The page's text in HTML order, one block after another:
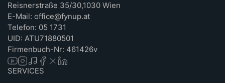
Reisnerstraße 35/30,1030 Wien
E-Mail: office@fynup.at
Telefon: 05 1731
UID: ATU71880501
Firmenbuch-Nr: 461426v
SERVICES